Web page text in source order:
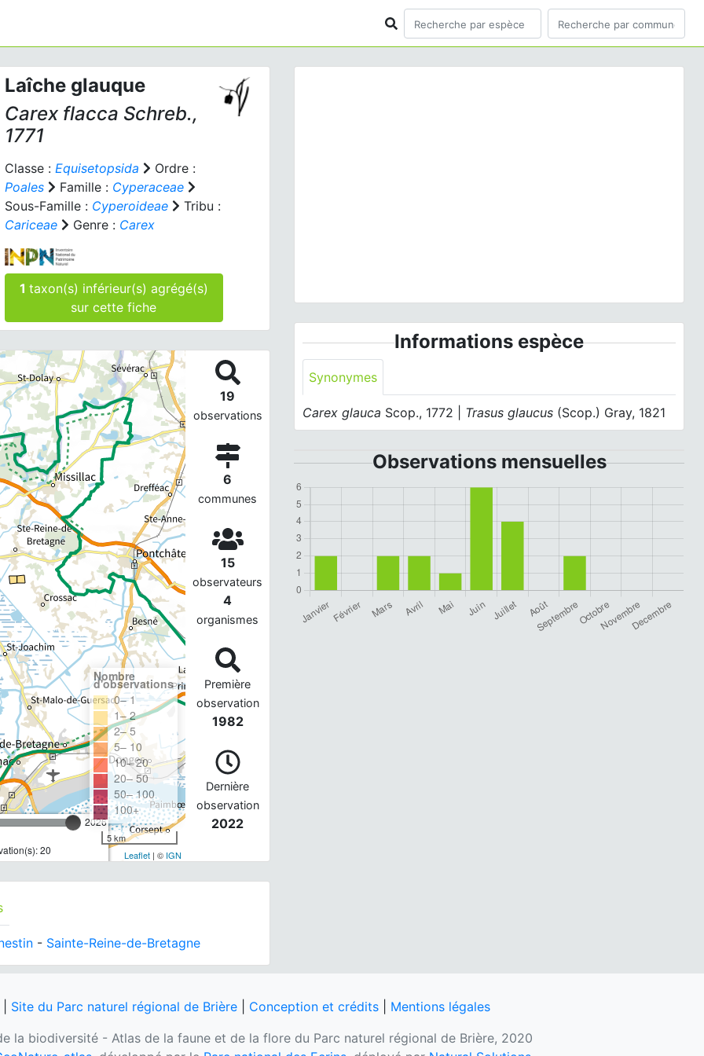
Laîche glauque
Carex flacca Schreb.,
1771
Classe : Equisetopsida
Ordre :
Poales
Famille : Cyperaceae
Sous-Famille : Cyperoideae
Tribu :
Cariceae
Genre : Carex
1 taxon(s) inférieur(s) agrégé(s)
sur cette fiche
2026
20
Nombre
d'observations
0– 1
1– 2
2– 5
5– 10
10– 20
20– 50
50– 100
100+
5 km
Leaflet| © IGN
19
observations
6
communes
15
observateurs
4
organismes
Première
observation
1982
Dernière
observation
2022
- Sainte-Reine-de-Bretagne
Informations espèce
Synonymes
Carex glauca Scop., 1772 | Trasus glaucus (Scop.) Gray, 1821
Observations mensuelles
Site du Parc naturel régional de Brière Conception et crédits
Mentions légales
la biodiversité - Atlas de la faune et de la flore du Parc naturel régional de Brière, 2020